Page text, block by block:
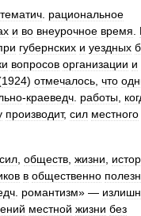
рациональное
и во внеурочное время
губернских и уездных
вопросов организации и
1924) отмечалось что
-краеведч работы
производит, сил местного
сил обществ жизни
в общественно
романтизм» —
местной жизни без